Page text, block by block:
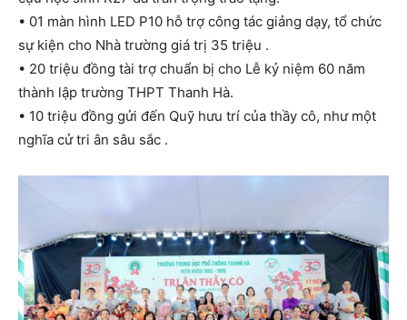
• 01 màn hình LED P10 hỗ trợ công tác giảng dạy, tổ chức
sự kiện cho Nhà trường giá trị 35 triệu .
• 20 triệu đồng tài trợ chuẩn bị cho Lễ kỷ niệm 60 năm
thành lập trường THPT Thanh Hà.
• 10 triệu đồng gửi đến Quỹ hưu trí của thầy cô, như một
nghĩa cử tri ân sâu sắc .